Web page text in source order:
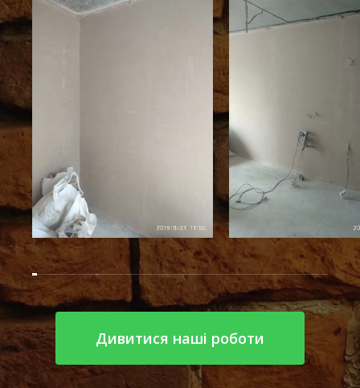
Дивитися наші роботи